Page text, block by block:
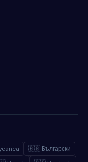
🇧🇬 Български